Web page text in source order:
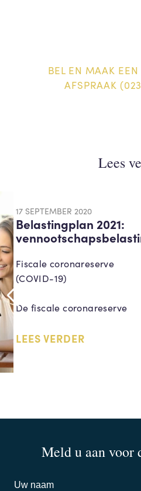
BEL EN MAAK EEN
AFSPRAAK
Lees
17 SEPTEMBER 2020
Belastingplan 2021:
Fiscale coronareserve
(COVID-19)
De fiscale coronareserve
LEES VERDER
Meld u aan voor